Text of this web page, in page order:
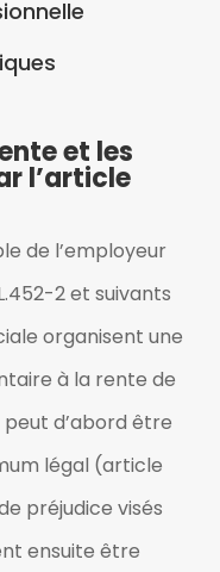
et les
l’article
de l’employeur
2 et suivants
organisent une
à la rente de
d’abord être
légal (article
préjudice visés
ensuite être